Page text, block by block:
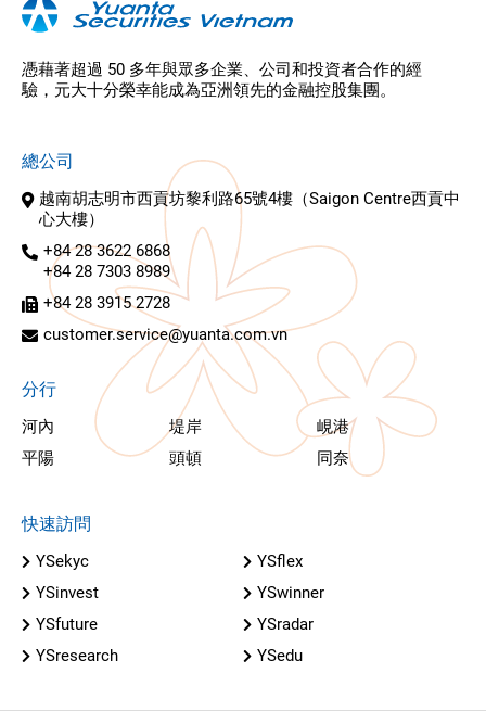
憑藉著超過 50 多年與眾多企業、公司和投資者合作的經
驗，元大十分榮幸能成為亞洲領先的金融控股集團。
總公司
越南胡志明市西貢坊黎利路65號4樓（Saigon Centre西貢中
心大樓）
+84 28 3622 6868
+84 28 7303 8989
+84 28 3915 2728
customer.service@yuanta.com.vn
分行
河內 堤岸
峴港
平陽
頭頓 同奈
快速訪問
YSekyc
YSflex
YSinvest
YSwinner
YSfuture
YSradar
YSresearch
YSedu